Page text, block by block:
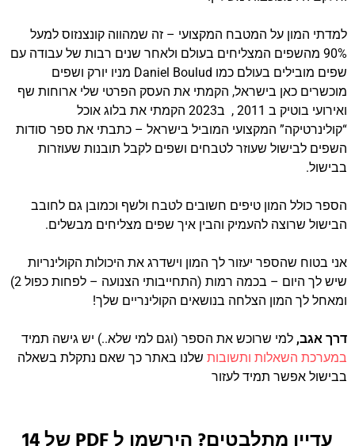
למדתי המון על המטבח המקצועי – זה שמהווה קונצנזוס למעל
90% מהשפים המצליחים בעולם ולאחר שנים רבות של עבודה עם
שפים מובילים בעולם כמו Daniel Boulud מניו יורק ושפים
מוכשרים כאן בישראל, הקמתי את העסק הפרטי שלי ארוחות שף
ואירועי בוטיק ב 2011 , ב2023 הקמתי את בלוג אוכל
“קולינרטיקה” המקצועי המוביל בישראל – כתבתי את ספר סודות
השפים לבישול שעוזר לטבחים ושפים לקבל תובנות שעוזרות
בבישול.
הספר כולל המון טיפים חשובים לטבח ולשף וכמובן גם לחובב
הבישול שרוצה להעמיק והבין איך שפים מצליחים מבשלים.
אני בטוח שהספר יעזור לך המון וישדרג את היכולות הקולינריות
שיש לך היום – בכמה רמות (התחייבותי הצנועה – לפחות כפול 2)
ומאחל לך המון הצלחה בנושאים הקולינריים שלך!
דרך אגב, למי שרוכש את הספר (וגם למי שלא..) יש גישה תמיד
במערכת השאלות ותשובות שלנו באתר כך שאם נתקלת בשאלה
בבישול אפשר תמיד לעזור